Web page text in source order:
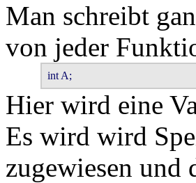
Man schreibt
von jeder
int A;
Hier wird eine
Es wird wird
zugewiesen und